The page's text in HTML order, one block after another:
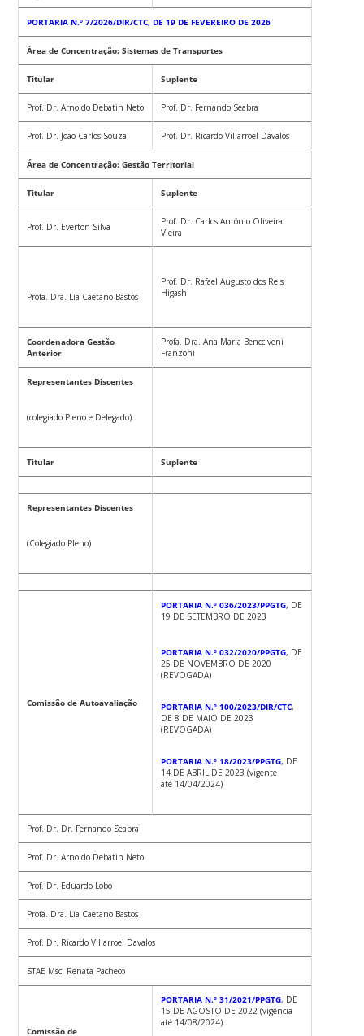
PORTARIA N.º 7/2026/DIR/CTC, DE 19 DE FEVEREIRO DE 2026
Área de Concentração: Sistemas de Transportes
Titular Suplente
Prof. Dr. Arnoldo Debatin Neto Prof. Dr. Fernando Seabra
Prof. Dr. João Carlos Souza Prof. Dr. Ricardo Villarroel Dávalos
Área de Concentração: Gestão Territorial
Titular Suplente
Prof. Dr. Everton Silva
Prof. Dr. Carlos Antônio Oliveira
Vieira
Profa. Dra. Lia Caetano Bastos
Prof. Dr. Rafael Augusto dos Reis
Higashi
Coordenadora Gestão
Anterior
Profa. Dra. Ana Maria Bencciveni
Franzoni
Representantes Discentes
(colegiado Pleno e Delegado)
Titular Suplente
Representantes Discentes
(Colegiado Pleno)
Comissão de Autoavaliação
PORTARIA N.º 036/2023/PPGTG, DE
19 DE SETEMBRO DE 2023
PORTARIA N.º 032/2020/PPGTG, DE
25 DE NOVEMBRO DE 2020
(REVOGADA)
PORTARIA N.º 100/2023/DIR/CTC,
DE 8 DE MAIO DE 2023
(REVOGADA)
PORTARIA N.º 18/2023/PPGTG, DE
14 DE ABRIL DE 2023 (vigente
até 14/04/2024)
Prof. Dr. Dr. Fernando Seabra
Prof. Dr. Arnoldo Debatin Neto
Prof. Dr. Eduardo Lobo
Profa. Dra. Lia Caetano Bastos
Prof. Dr. Ricardo Villarroel Davalos
STAE Msc. Renata Pacheco
Comissão de
PORTARIA N.º 31/2021/PPGTG, DE
15 DE AGOSTO DE 2022 (vigência
até 14/08/2024)